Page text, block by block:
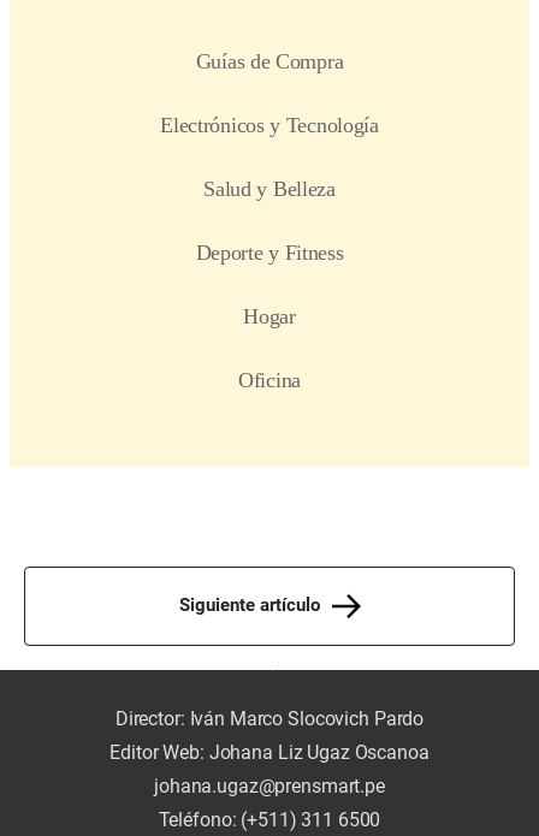
Siguiente artículo
Director: Iván Marco Slocovich Pardo
Editor Web: Johana Liz Ugaz Oscanoa
johana.ugaz@prensmart.pe
Teléfono: (+511) 311 6500